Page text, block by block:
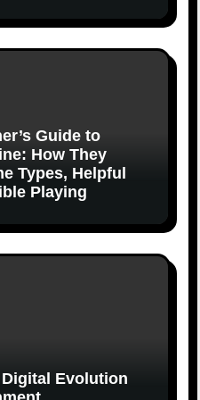
Guide to
How They
Types, Helpful
Playing
Evolution